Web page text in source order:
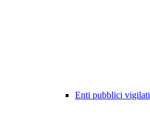
Enti pubblici vigilati